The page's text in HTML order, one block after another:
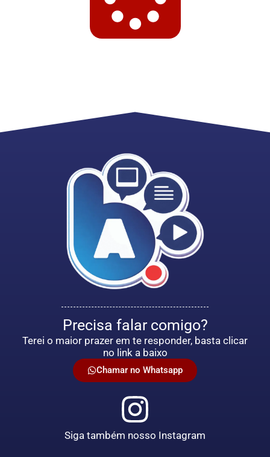
Precisa falar comigo?
Terei o maior prazer em te responder, basta clicar
no link a baixo
Chamar no Whatsapp
Siga também nosso Instagram